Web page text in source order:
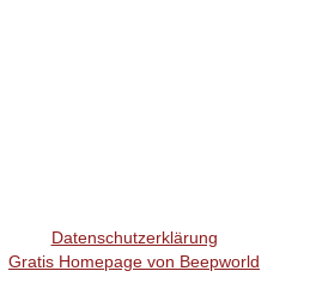
Datenschutzerklärung
Gratis Homepage von Beepworld